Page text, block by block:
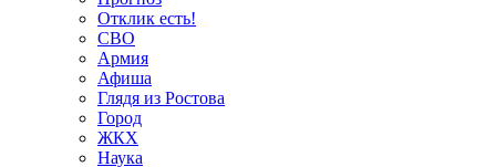
Отклик есть!
СВО
Армия
Афиша
Глядя из Ростова
Город
ЖКХ
Наука